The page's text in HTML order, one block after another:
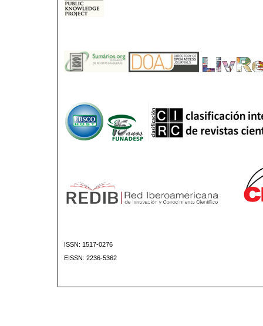
ISSN: 1517-0276
EISSN: 2236-5362